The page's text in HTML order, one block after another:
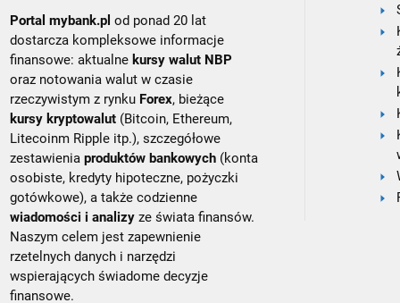
Portal mybank.pl od ponad 20 lat
dostarcza kompleksowe informacje
finansowe: aktualne kursy walut NBP
oraz notowania walut w czasie
rzeczywistym z rynku Forex, bieżące
kursy kryptowalut (Bitcoin, Ethereum,
Litecoinm Ripple itp.), szczegółowe
zestawieniaproduktów bankowych (konta
osobiste, kredyty hipoteczne, pożyczki
gotówkowe), a także codzienne
wiadomości i analizy ze świata finansów.
Naszym celem jest zapewnienie
rzetelnych danych i narzędzi
wspierających świadome decyzje
finansowe.